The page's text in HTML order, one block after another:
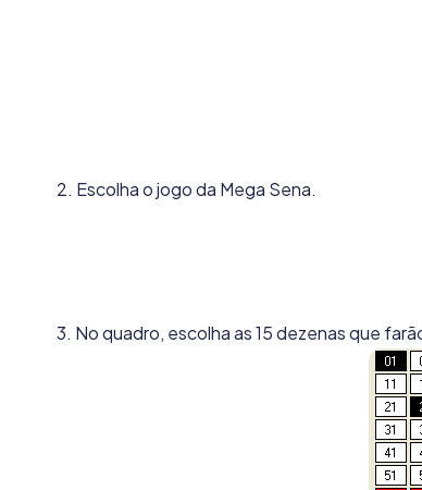
2. Escolha o jogo da Mega Sena.
3. No quadro, escolha as 15 dezenas que